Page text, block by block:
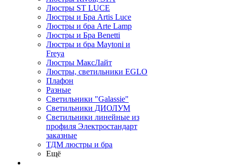
Люстры ST LUCE
Люстры и Бра Artis Luce
Люстры и бра Arte Lamp
Люстры и Бра Benetti
Люстры и бра Maytoni и
Freya
Люстры МаксЛайт
Люстры, светильники EGLO
Плафон
Разные
Светильники "Galassie"
Светильники ДИОЛУМ
Светильники линейные из
профиля Электростандарт
заказные
ТДМ люстры и бра
Ещё